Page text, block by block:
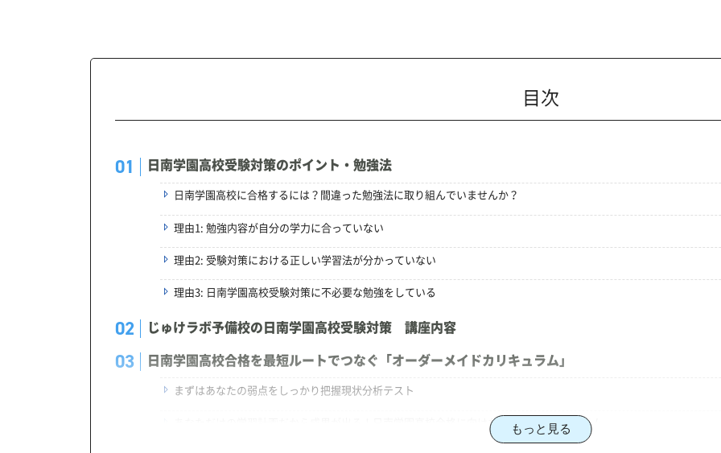
目次
日南学園高校受験対策のポイント・勉強法
日南学園高校に合格するには？間違った勉強法に取り組んでいませんか？
理由1: 勉強内容が自分の学力に合っていない
理由2: 受験対策における正しい学習法が分かっていない
理由3: 日南学園高校受験対策に不必要な勉強をしている
じゅけラボ予備校の日南学園高校受験対策 講座内容
日南学園高校合格を最短ルートでつなぐ「オーダーメイドカリキュラム」
まずはあなたの弱点をしっかり把握現状分析テスト
あなただけの学習計画だから成果が出る！日南学園高校合格に向けた受験対策カリキュラム
もっと見る